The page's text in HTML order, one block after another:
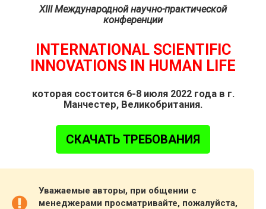
XIII Международной научно-практической
конференции
INTERNATIONAL SCIENTIFIC
INNOVATIONS IN HUMAN LIFE
которая состоится 6-8 июля 2022 года в г.
Манчестер, Великобритания.
СКАЧАТЬ ТРЕБОВАНИЯ
Уважаемые авторы, при общении с
менеджерами просматривайте, пожалуйста,